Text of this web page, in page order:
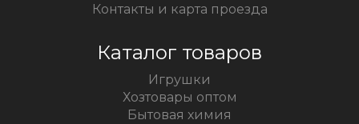
Контакты и карта проезда
Каталог товаров
Игрушки
Хозтовары оптом
Бытовая химия